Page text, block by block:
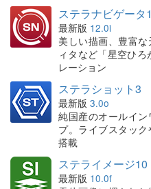
ステラナビゲータ
最新版 12.0i
美しい描画、豊富
ィタなど「星空ひ
レーション
ステラショット3
最新版 3.0o
純国産のオールイ
プ。ライブスタッ
搭載
ステライメージ10
最新版 10.0f